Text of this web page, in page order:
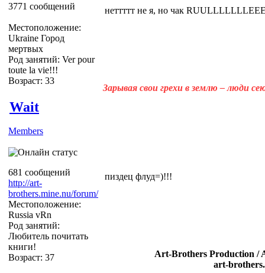
3771 сообщений
Местоположение:
Ukraine Город
мертвых
Род занятий: Ver pour
toute la vie!!!
Возраст: 33
неттттт не я, но чак
Зарывая свои грехи в землю – люди
Wait
Members
681 сообщений
http://art-
brothers.mine.nu/forum/
Местоположение:
Russia vRn
Род занятий:
Любитель почитать
книги!
Возраст: 37
пиздец флуд=)!!!
Art-Brothers Production /
art-